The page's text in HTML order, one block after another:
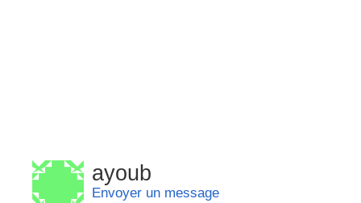
ayoub
Envoyer un message